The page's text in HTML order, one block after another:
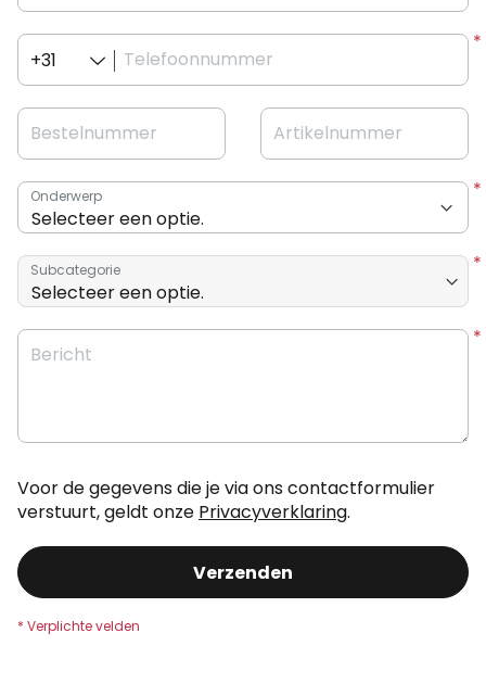
Telefoonnummer
+31
Bestelnummer Artikelnummer
Onderwerp
Subcategorie
Bericht
Voor de gegevens die je via ons contactformulier
verstuurt, geldt onze Privacyverklaring.
Verzenden